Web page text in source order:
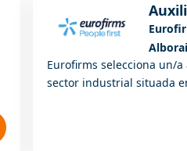
Eurofirms selecciona un/
sector industrial situada